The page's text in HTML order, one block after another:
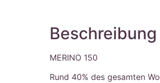
Beschreibung
MERINO 150
Rund 40% des gesamten